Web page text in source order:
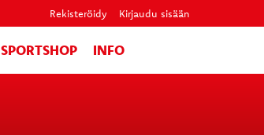
Rekisteröidy Kirjaudu sisään
SPORTSHOP INFO